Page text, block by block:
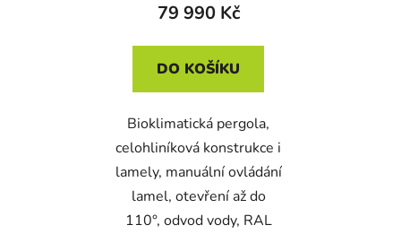
79 990 Kč
DO KOŠÍKU
Bioklimatická pergola,
celohliníková konstrukce i
lamely, manuální ovládání
lamel, otevření až do
110°, odvod vody, RAL